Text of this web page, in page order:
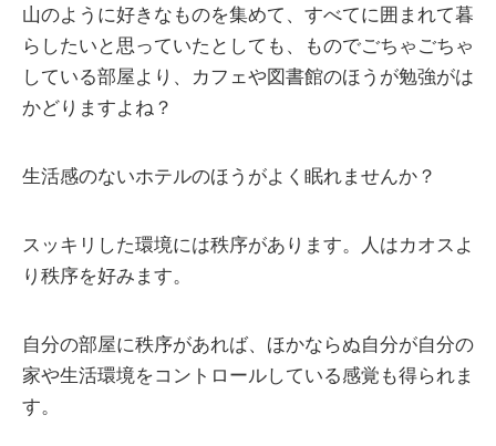
山のように好きなものを集めて、すべてに囲まれて暮
らしたいと思っていたとしても、ものでごちゃごちゃ
している部屋より、カフェや図書館のほうが勉強がは
かどりますよね？
生活感のないホテルのほうがよく眠れませんか？
スッキリした環境には秩序があります。人はカオスよ
り秩序を好みます。
自分の部屋に秩序があれば、ほかならぬ自分が自分の
家や生活環境をコントロールしている感覚も得られま
す。